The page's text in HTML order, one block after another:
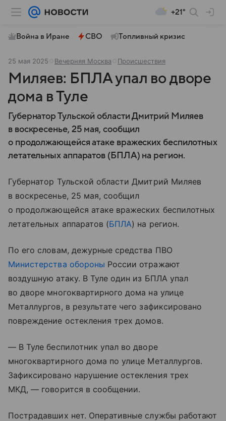
+21°
Война в Иране СВО Топливный кризис
25 мая 2025 Вечерняя Москва Происшествия
Миляев: БПЛА упал во дворе
дома в Туле
Губернатор Тульской области Дмитрий Миляев
в воскресенье, 25 мая, сообщил
о продолжающейся атаке вражеских беспилотных
летательных аппаратов (БПЛА) на регион.
Губернатор Тульской области Дмитрий Миляев
в воскресенье, 25 мая, сообщил
о продолжающейся атаке вражеских беспилотных
летательных аппаратов (БПЛА) на регион.
По его словам, дежурные средства ПВО
Министерства обороны России отражают
воздушную атаку. В Туле один из БПЛА упал
во дворе многоквартирного дома на улице
Металлургов, в результате чего зафиксировано
повреждение остекления трех домов.
— В Туле беспилотник упал во дворе
многоквартирного дома по улице Металлургов.
Зафиксировано нарушение остекления трех
МКД, — говорится в сообщении.
Пострадавших нет. Оперативные службы работают